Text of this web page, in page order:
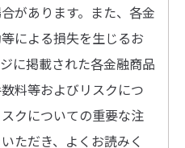
があります。また、各金
による損失を生じるお
に掲載された各金融商品
料等およびリスクにつ
クについての重要な注
ただき、よくお読みく